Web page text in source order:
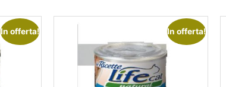
In offerta! In offerta!